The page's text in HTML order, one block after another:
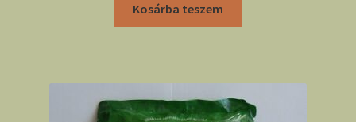
Kosárba teszem